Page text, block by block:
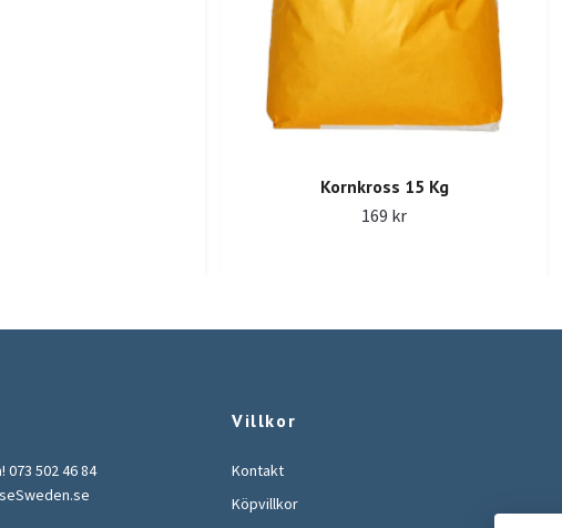
Kornkross 15 Kg
169 kr
073 502 46 84
Villkor
Kontakt
Köpvillkor